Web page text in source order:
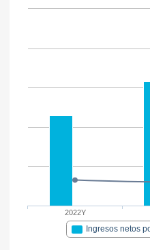
2022Y
Ingresos netos